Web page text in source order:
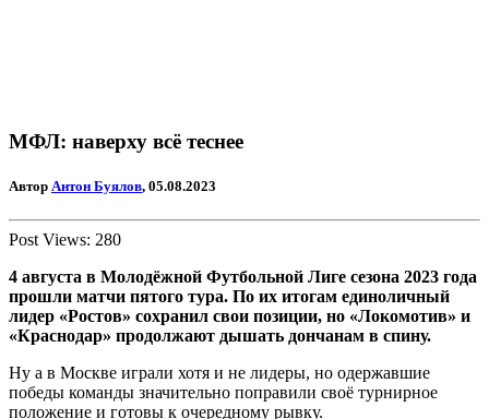
МФЛ: наверху всё теснее
Автор Антон Буялов, 05.08.2023
Post Views: 280
4 августа в Молодёжной Футбольной Лиге сезона 2023 года
прошли матчи пятого тура. По их итогам единоличный
лидер «Ростов» сохранил свои позиции, но «Локомотив» и
«Краснодар» продолжают дышать дончанам в спину.
Ну а в Москве играли хотя и не лидеры, но одержавшие
победы команды значительно поправили своё турнирное
положение и готовы к очередному рывку.